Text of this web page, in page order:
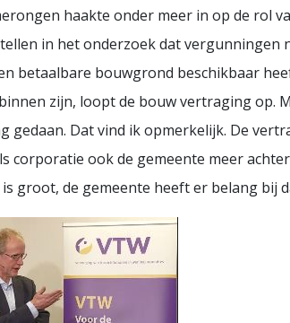
haakte onder meer in op de rol
in het onderzoek dat vergunningen
betaalbare bouwgrond beschikbaar
zijn, loopt de bouw vertraging op.
gedaan. Dat vind ik opmerkelijk. De
corporatie ook de gemeente meer
groot, de gemeente heeft er belang bij